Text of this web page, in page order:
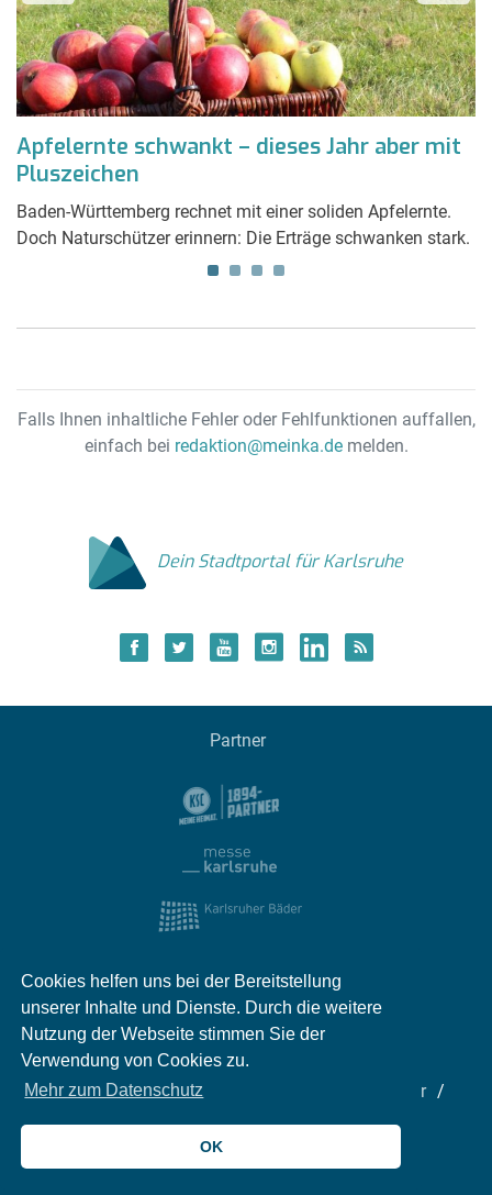
Cookies helfen uns bei der Bereitstellung
unserer Inhalte und Dienste. Durch die weitere
Nutzung der Webseite stimmen Sie der
Verwendung von Cookies zu.
Mehr zum Datenschutz
OK
Apfelernte schwankt – dieses Jahr aber mit
Pluszeichen
Baden-Württemberg rechnet mit einer soliden Apfelernte.
Doch Naturschützer erinnern: Die Erträge schwanken stark.
Falls Ihnen inhaltliche Fehler oder Fehlfunktionen auffallen,
einfach bei redaktion@meinka.demelden.
Dein Stadtportal für Karlsruhe
Partner
Impressum Kontakt
Partner
© 2026 meinKA